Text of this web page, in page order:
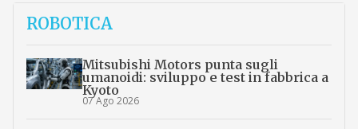
ROBOTICA
Mitsubishi Motors punta sugli
umanoidi: sviluppo e test in fabbrica a
Kyoto
07 Ago 2026